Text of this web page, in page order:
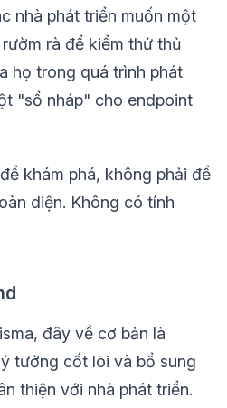
nhà phát triển muốn một
rà để kiểm thử thủ
họ trong quá trình phát
"sổ nháp" cho endpoint
khám phá, không phải để
diện. Không có tính
đây về cơ bản là
tưởng cốt lõi và bổ sung
thiện với nhà phát triển.